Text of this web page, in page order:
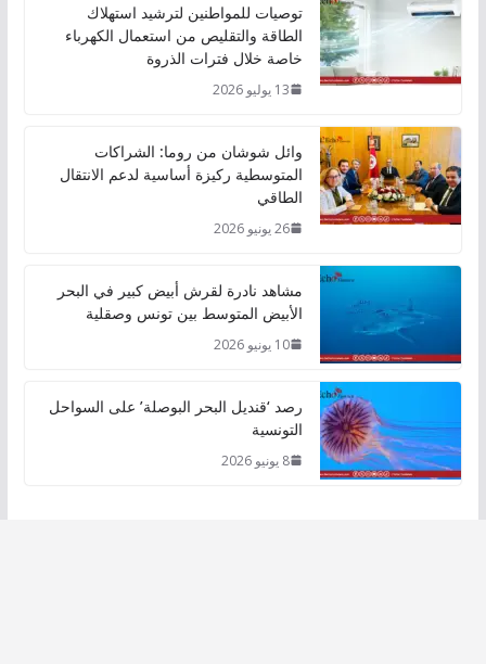
توصيات للمواطنين لترشيد استهلاك
الطاقة والتقليص من استعمال الكهرباء
خاصة خلال فترات الذروة
13 يوليو 2026
وائل شوشان من روما: الشراكات
المتوسطية ركيزة أساسية لدعم الانتقال
الطاقي
26 يونيو 2026
مشاهد نادرة لقرش أبيض كبير في البحر
الأبيض المتوسط بين تونس وصقلية
10 يونيو 2026
رصد ‘قنديل البحر البوصلة’ على السواحل
التونسية
8 يونيو 2026